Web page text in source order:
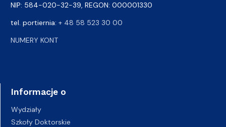
NIP: 584-020-32-39, REGON: 000001330
tel. portiernia: + 48 58 523 30 00
NUMERY KONT
Informacje o
Wydziały
Szkoły Doktorskie